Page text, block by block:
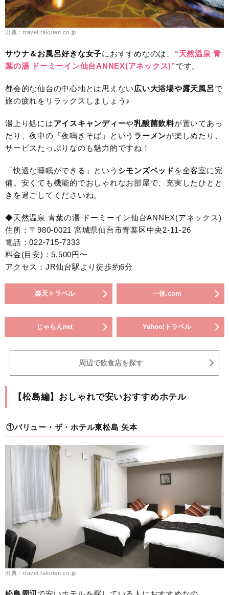
出典：travel.rakuten.co.jp
サウナ＆お風呂好きな女子におすすめなのは、 “天然温泉 青
葉の湯 ドーミーイン仙台ANNEX(アネックス)”です。
都会的な仙台の中心地とは思えない広い大浴場や露天風呂で
旅の疲れをリラックスしましょう♪
湯上り処にはアイスキャンディーや乳酸菌飲料が置いてあっ
たり、夜中の「夜鳴きそば」という ラーメンが楽しめたり、
サービスたっぷりなのも魅力的ですね！
「快適な睡眠ができる」という シモンズベッド を全客室に完
備。安くても機能的でおしゃれなお部屋で、充実したひとと
きを過ごしてくださいね。
◆天然温泉 青葉の湯 ドーミーイン仙台ANNEX(アネックス)
住所：〒980-0021 宮城県仙台市青葉区中央2-11-26
電話：022-715-7333
料金(目安)：5,500円〜
アクセス：JR仙台駅より徒歩約6分
楽天トラベル 一休.com
じゃらんnet Yahoo!トラベル
周辺で飲食店を探す
【松島編】おしゃれで安いおすすめホテル
①バリュー・ザ・ホテル東松島 矢本
出典：travel.rakuten.co.jp